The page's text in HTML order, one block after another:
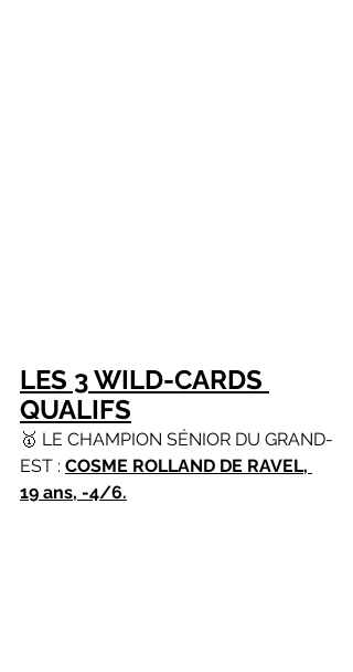
LES 3 WILD-CARDS
QUALIFS
🥇 LE CHAMPION SÉNIOR DU GRAND-
EST : COSME ROLLAND DE RAVEL,
19 ans, -4/6.